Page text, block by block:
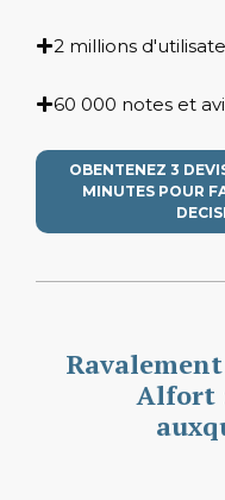
2 millions
60 000 notes et
OBENTENEZ 3
MINUTES POUR
Alfort